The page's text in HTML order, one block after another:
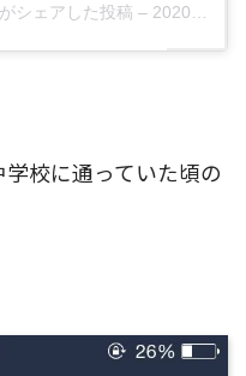
シェアした投稿 – 2020年 4月月6日午前5時02分PDT
校に通っていた頃の